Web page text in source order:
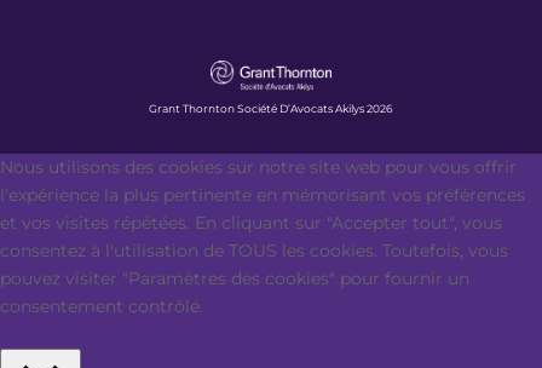
Grant Thornton Société D’Avocats Akilys 2026
Nous utilisons des cookies sur notre site web pour vous offrir
l'expérience la plus pertinente en mémorisant vos préférences
et vos visites répétées. En cliquant sur "Accepter tout", vous
consentez à l'utilisation de TOUS les cookies. Toutefois, vous
pouvez visiter "Paramètres des cookies" pour fournir un
consentement contrôlé.